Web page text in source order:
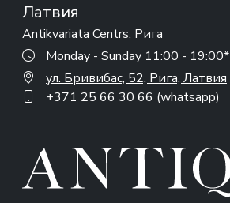
Латвия
Antikvariata Centrs, Рига
Monday - Sunday 11:00 - 19:00*
ул. Бривибас, 52, Рига, Латвия
+371 25 66 30 66 (whatsapp)